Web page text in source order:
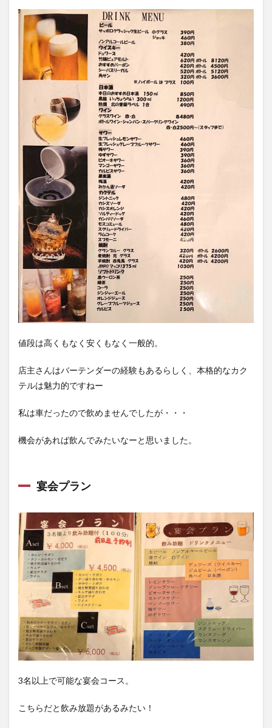
値段は高くもなく安くもなく一般的。
店主さんはバーテンダーの経験もあるらしく、本格的なカク
テルは魅力的ですねー
私は車だったので飲めませんでしたが・・・
機会があれば飲んでみたいなーと思いました。
宴会プラン
3名以上で可能な宴会コース。
こちらだと飲み放題があるみたい！